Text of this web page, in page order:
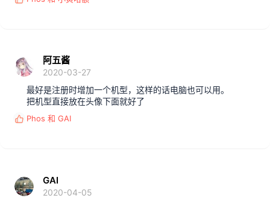
反
阿五酱
2020-03-27
最好是注册时增加一个机型，这样的话电脑也可以用。
把机型直接放在头像下面就好了
反 Phos 和 GAI
GAI
2020-04-05